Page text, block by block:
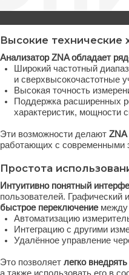
использования и гибкая
понятный интерфейсделает
Графический интерфейс
измерительных
с другими измерительными
управление через сетевые
легко внедрятьанализатор в
его в составе
анализатор цепей ZNA — это
электронных схем. Его
Независимо от того,
частотный диапазон,
участки спектра
точность измерений,
расширенных режимов
мощности сигналов, а
делаютZNA
с современными